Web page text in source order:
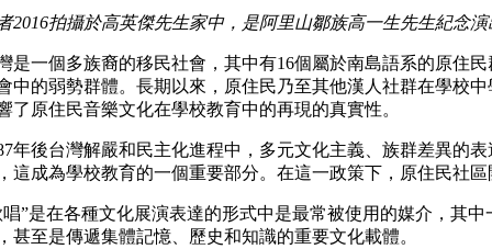
2016拍攝於高英傑先生家中，是阿里山鄒族高一生先生紀念
是一個多族裔的移民社會，其中有16個屬於南島語系的原住
中的弱勢群體。長期以來，原住民乃至其他漢人社群在學校
了原住民音樂文化在學校教育中的再現的真實性。
年後台灣解嚴和民主化進程中，多元文化主義、族群差異的
這成為學校教育的一個重要部分。在這一政策下，原住民社區
唱”是在各種文化展演表達的形式中是最常被使用的媒介，其
甚至是傳遞集體記憶、歷史和知識的重要文化載體。